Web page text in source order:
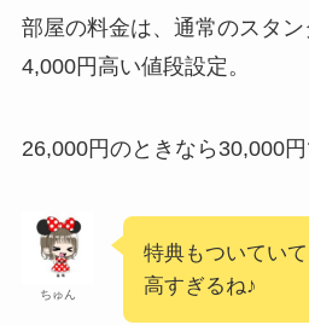
部屋の料金は、通常のスタ
4,000円高い値段設定。
26,000円のときなら30,000円
ちゅん
特典もついてい
高すぎるね♪